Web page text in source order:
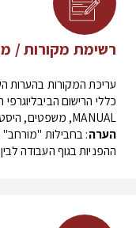
רשימת מקורות /
עריכת המקורות בהערות
MANUAL, משפטים, היסטוריה, ארכיאולוגיה.
הערה: בחבילות
ההפניות בגוף העבודה